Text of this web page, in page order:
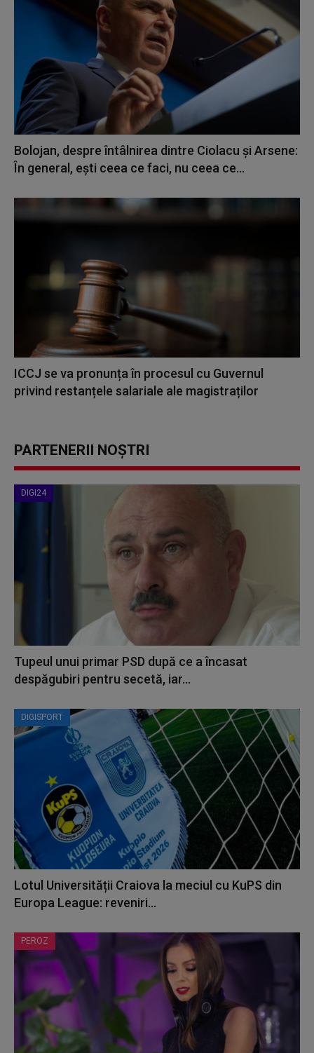
Bolojan, despre întâlnirea dintre Ciolacu şi Arsene:
În general, eşti ceea ce faci, nu ceea ce...
ICCJ se va pronunța în procesul cu Guvernul
privind restanțele salariale ale magistraților
PARTENERII NOȘTRI
DIGI24
Tupeul unui primar PSD după ce a încasat
despăgubiri pentru secetă, iar...
DIGISPORT
Lotul Universității Craiova la meciul cu KuPS din
Europa League: reveniri...
PEROZ